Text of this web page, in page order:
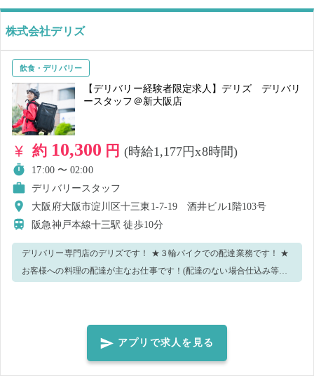
る場合、就業キャンセルとさせていただきます。感染拡大防止のた
め、速やかなご申告をお願い致します。
株式会社デリズ
飲食・デリバリー
【デリバリー経験者限定求人】デリズ デリバリ
ースタッフ＠新大阪店
約 10,300 円 (時給1,177円x8時間)
17:00 〜 02:00
デリバリースタッフ
大阪府大阪市淀川区十三東1-7-19 酒井ビル1階103号
阪急神戸本線十三駅徒歩10分
デリバリー専門店のデリズです！ ★３輪バイクでの配達業務です！ ★
お客様への料理の配達が主なお仕事です！(配達のない場合仕込み等も
許が必須です。 残業出来ない場合は出勤時にお申し出ください。 長期
的に働ける方も募集中です！ アルバイト探している方もぜひお待ちし
ております！ 気に入って頂けたら継続して一緒に働きましょう。
アプリで求人を見る